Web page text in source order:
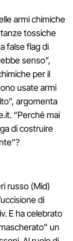
armi chimiche
tossiche
false flag di
senso”,
per il
usate armi
argomenta
“Perché mai
di costruire
russo (Mid)
di
E ha celebrato
un